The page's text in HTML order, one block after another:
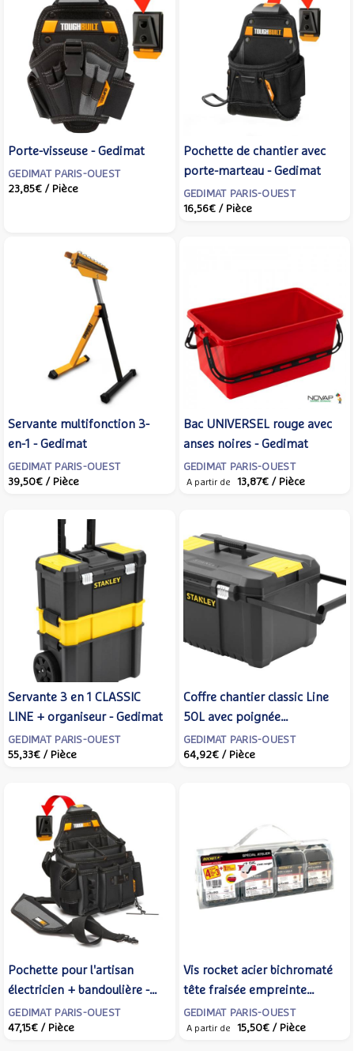
Porte-visseuse - Gedimat
GEDIMAT PARIS-OUEST
23,85€ / Pièce
Pochette de chantier avec
porte-marteau - Gedimat
GEDIMAT PARIS-OUEST
16,56€ / Pièce
Servante multifonction 3-
en-1 - Gedimat
GEDIMAT PARIS-OUEST
39,50€ / Pièce
Bac UNIVERSEL rouge avec
anses noires - Gedimat
GEDIMAT PARIS-OUEST
A partir de 13,87€ / Pièce
Servante 3 en 1 CLASSIC
LINE + organiseur - Gedimat
GEDIMAT PARIS-OUEST
55,33€ / Pièce
Coffre chantier classic Line
50L avec poignée
télescopique latérale -
Gedimat
GEDIMAT PARIS-OUEST
64,92€ / Pièce
Pochette pour l'artisan
électricien + bandoulière -
Gedimat
GEDIMAT PARIS-OUEST
47,15€ / Pièce
Vis rocket acier bichromaté
tête fraisée empreinte
pozidriv en valisette de 600
pièces - Gedimat
GEDIMAT PARIS-OUEST
A partir de 15,50€ / Pièce